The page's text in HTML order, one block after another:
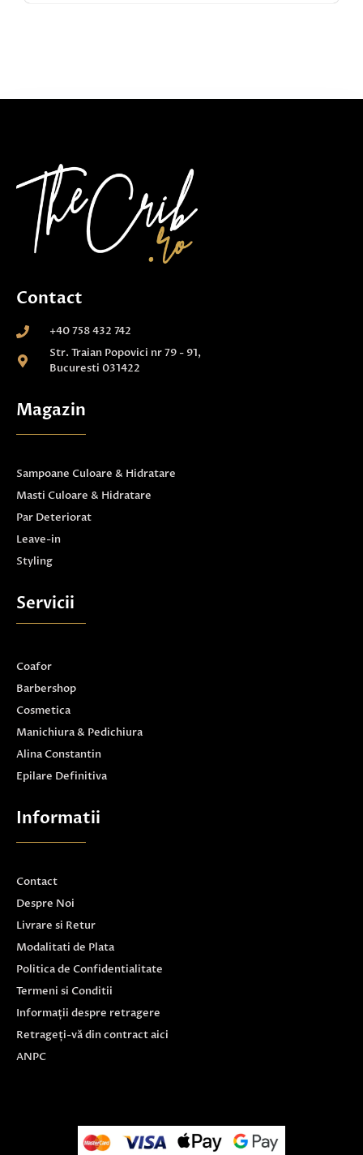
Contact
+40 758 432 742
Str. Traian Popovici nr 79 - 91,
Bucuresti 031422
Magazin
Sampoane Culoare & Hidratare
Masti Culoare & Hidratare
Par Deteriorat
Leave-in
Styling
Servicii
Coafor
Barbershop
Cosmetica
Manichiura & Pedichiura
Alina Constantin
Epilare Definitiva
Informatii
Contact
Despre Noi
Livrare si Retur
Modalitati de Plata
Politica de Confidentialitate
Termeni si Conditii
Informații despre retragere
Retrageți-vă din contract aici
ANPC